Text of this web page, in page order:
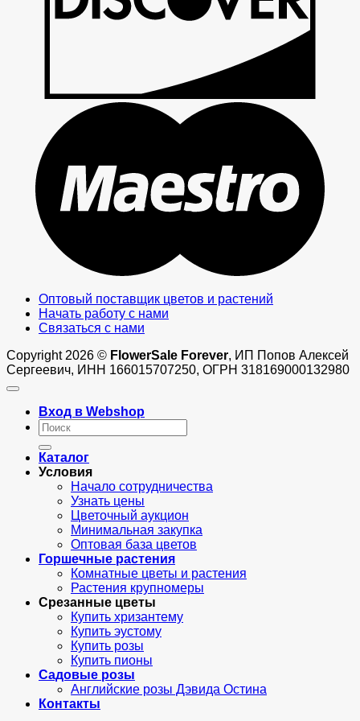
Оптовый поставщик цветов и растений
Начать работу с нами
Связаться с нами
Copyright 2026 © FlowerSale Forever, ИП Попов Алексей
Сергеевич, ИНН 166015707250, ОГРН 318169000132980
Вход в Webshop
Искать:
Каталог
Условия
Начало сотрудничества
Узнать цены
Цветочный аукцион
Минимальная закупка
Оптовая база цветов
Горшечные растения
Комнатные цветы и растения
Растения крупномеры
Срезанные цветы
Купить хризантему
Купить эустому
Купить розы
Купить пионы
Садовые розы
Английские розы Дэвида Остина
Контакты